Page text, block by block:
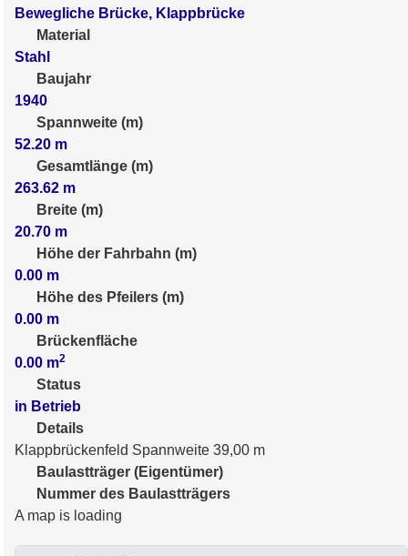
Bewegliche Brücke, Klappbrücke
Material
Stahl
Baujahr
1940
Spannweite (m)
52.20 m
Gesamtlänge (m)
263.62 m
Breite (m)
20.70 m
Höhe der Fahrbahn (m)
0.00 m
Höhe des Pfeilers (m)
0.00 m
Brückenfläche
0.00 m2
Status
in Betrieb
Details
Klappbrückenfeld Spannweite 39,00 m
Baulastträger (Eigentümer)
Nummer des Baulastträgers
A map is loading